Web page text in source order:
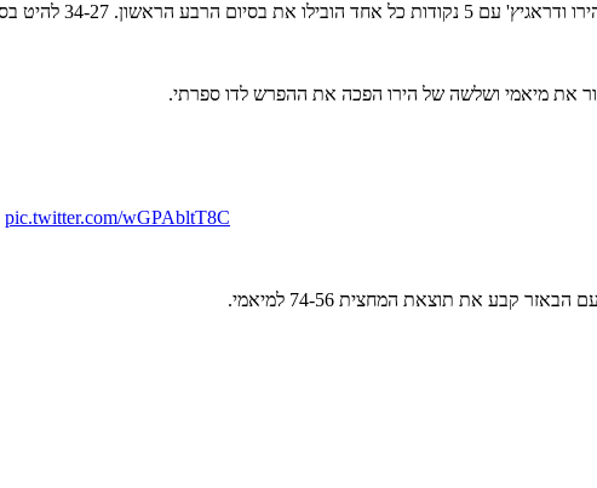
pic.twitter.com/wGPAbltT8C
את תוצאת המחצית 74-56 למיאמי.